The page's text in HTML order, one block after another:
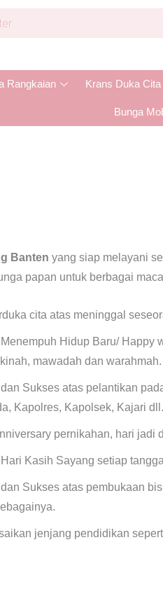
Rangkaian Krans Duka Cita
Bunga
Banten yang siap melayani
papan untuk berbagai
cita atas meninggal
Hidup Baru/ Happy
mawadah dan warahmah.
Sukses atas pelantikan
Kapolres, Kapolsek, Kajari dll.
pernikahan, hari jadi
Kasih Sayang setiap
Sukses atas pembukaan
jenjang pendidikan